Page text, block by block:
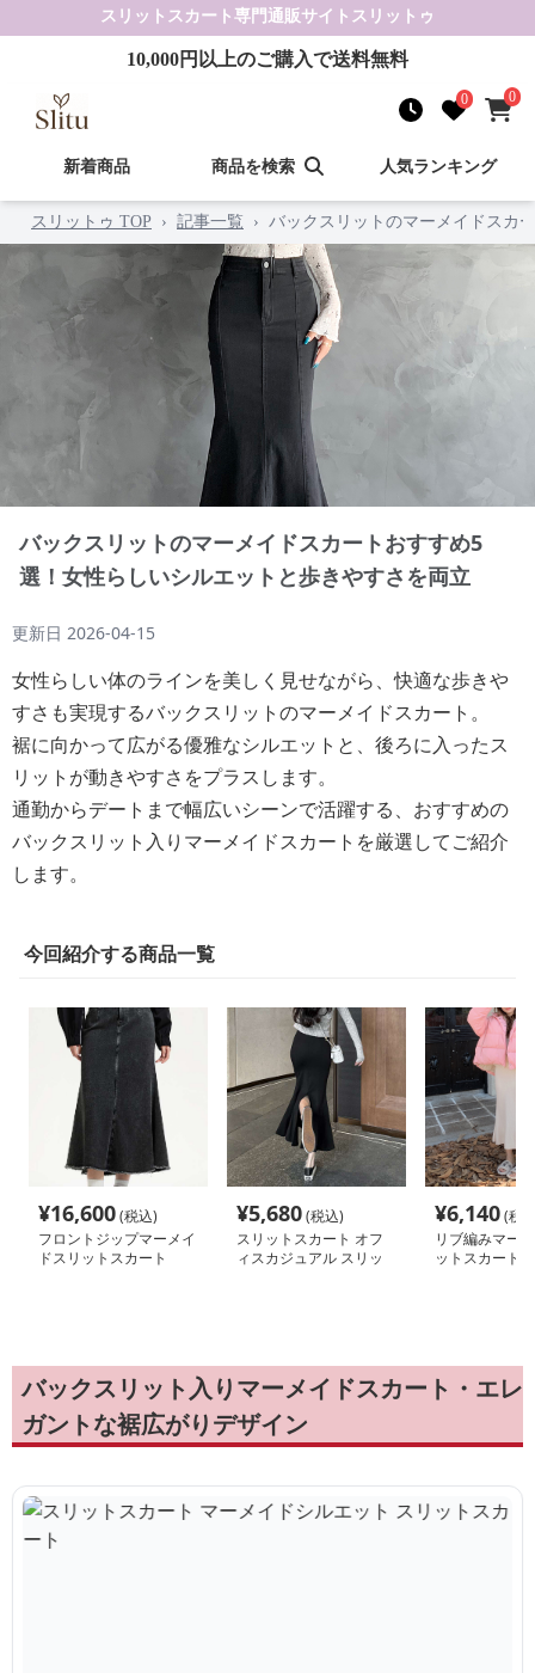
スリットスカート 専門通販サイト スリットゥ
10,000円以上のご購入で送料無料
0 0
新着商品 商品を検索 人気ランキング
スリットゥ TOP › 記事一覧 › バックスリットのマーメイドスカ
バックスリットのマーメイドスカートおすすめ5
選！女性らしいシルエットと歩きやすさを両立
更新日 2026-04-15
女性らしい体のラインを美しく見せながら、快適な歩きや
すさも実現するバックスリットのマーメイドスカート。
裾に向かって広がる優雅なシルエットと、後ろに入ったス
リットが動きやすさをプラスします。
通勤からデートまで幅広いシーンで活躍する、おすすめの
バックスリット入りマーメイドスカートを厳選してご紹介
します。
今回紹介する商品一覧
¥16,600(税込)
フロントジップマーメイ
ドスリットスカート
¥5,680(税込)
スリットスカート オフ
ィスカジュアル スリッ
¥6,140(税
リブ編みマー
ットスカート
バックスリット入りマーメイドスカート・エレ
ガントな裾広がりデザイン